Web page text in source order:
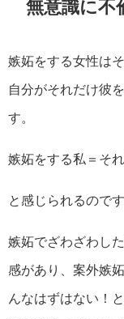
無意識に不
嫉妬をする女性は
自分がそれだけ彼
す。
嫉妬をする私＝そ
と感じられるのです
嫉妬でざわざわし
感があり、案外嫉
んなはずはない！